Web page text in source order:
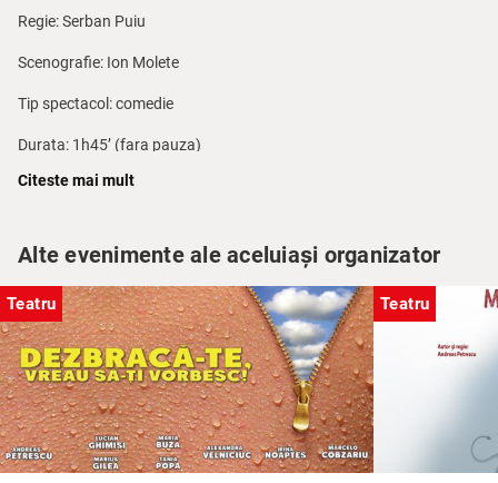
Regie: Serban Puiu
Scenografie: Ion Molete
Tip spectacol: comedie
Durata: 1h45’ (fara pauza)
Distributie:
Robert: Lucian Ghimisi
Suzette: Tania Popa
Jacqueline: Alexandra Velniciuc
Suzanne: Anca Dinicu
George: Marcelo Cobzariu
Citeste mai mult
Alte evenimente ale aceluiași organizator
Teatru Teatru